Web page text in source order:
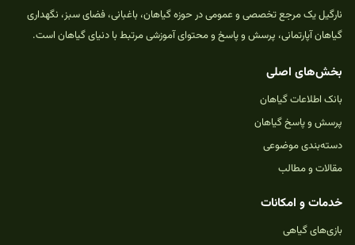
نارگیل یک مرجع تخصصی و عمومی در حوزه گیاهان، باغبانی، فضای سبز، نگهداری
گیاهان آپارتمانی، پرسش و پاسخ و محتوای آموزشی مرتبط با دنیای گیاهان است.
بخش‌های اصلی
بانک اطلاعات گیاهان
پرسش و پاسخ گیاهان
دسته‌بندی موضوعی
مقالات و مطالب
خدمات و امکانات
بازی‌های گیاهی